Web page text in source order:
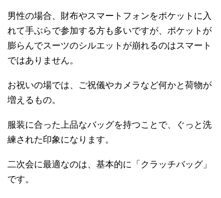
男性の場合、財布やスマートフォンをポケットに入
れて手ぶらで参加する方も多いですが、ポケットが
膨らんでスーツのシルエットが崩れるのはスマート
ではありません。
お祝いの場では、ご祝儀やカメラなど何かと荷物が
増えるもの。
服装に合った上品なバッグを持つことで、ぐっと洗
練された印象になります。
二次会に最適なのは、基本的に「クラッチバッグ」
です。